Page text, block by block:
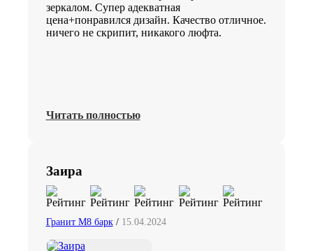
зеркалом. Супер адекватная
цена+понравился дизайн. Качество отличное.
ничего не скрипит, никакого люфта.
Читать полностью
Заира
Гранит М8 барк/ 15.04.2024